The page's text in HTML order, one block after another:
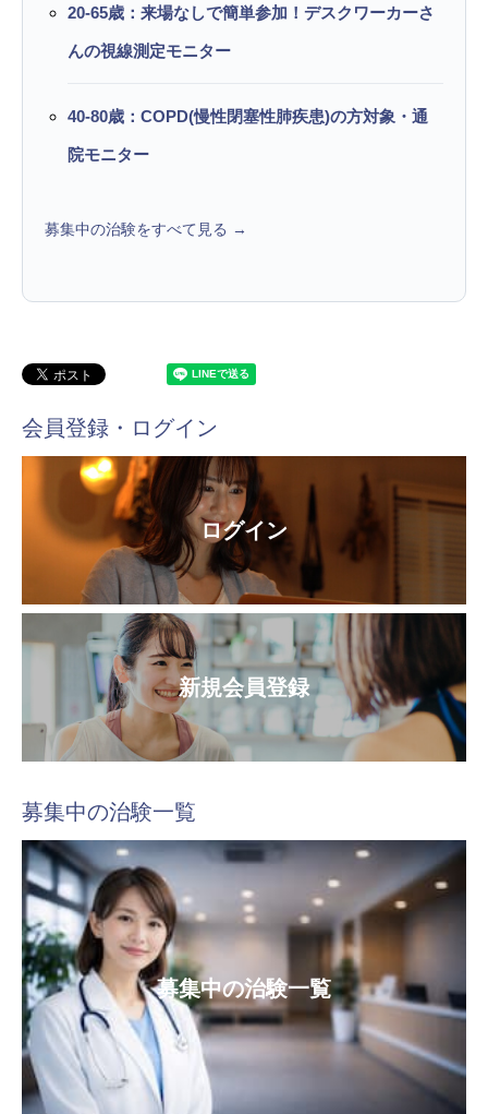
20-65歳：来場なしで簡単参加！デスクワーカーさ
んの視線測定モニター
40-80歳：COPD(慢性閉塞性肺疾患)の方対象・通
院モニター
募集中の治験をすべて見る →
会員登録・ログイン
ログイン
新規会員登録
募集中の治験一覧
募集中の治験一覧